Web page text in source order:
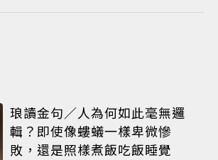
琅讀金句／人為何如此毫無邏
輯？即使像螻蟻一樣卑微慘
敗，還是照樣煮飯吃飯睡覺